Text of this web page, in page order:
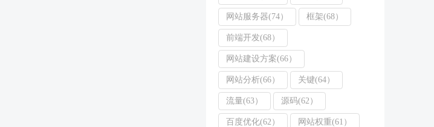
网站服务器(74） 框架(68）
前端开发(68）
网站建设方案(66）
网站分析(66） 关键(64）
流量(63） 源码(62）
百度优化(62） 网站权重(61）